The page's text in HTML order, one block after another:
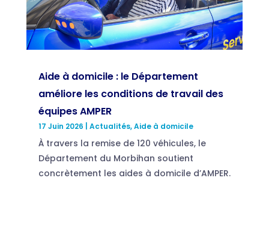
Aide à domicile : le Département
améliore les conditions de travail des
équipes AMPER
17 Juin 2026 Actualités,Aide à domicile
À travers la remise de 120 véhicules, le
Département du Morbihan soutient
concrètement les aides à domicile d’AMPER.